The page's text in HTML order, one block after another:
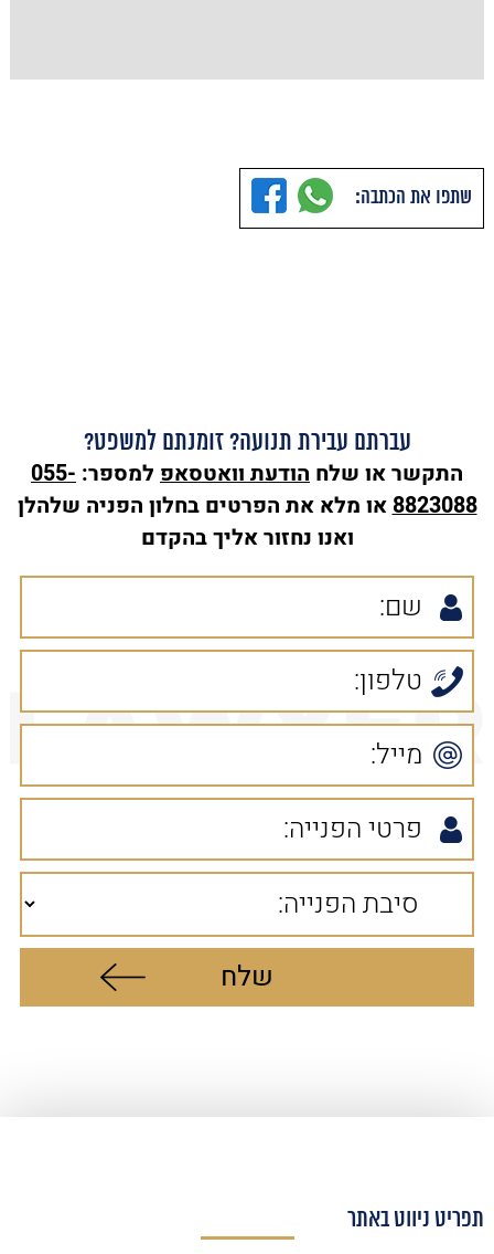
שתפו את הכתבה:
עברתם עבירת תנועה? זומנתם למשפט?
התקשר או שלח הודעת וואטסאפ למספר: 055-
8823088 או מלא את הפרטים בחלון הפניה שלהלן
ואנו נחזור אליך בהקדם
תפריט ניווט באתר